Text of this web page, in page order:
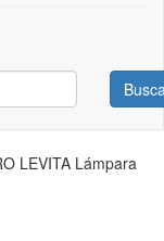
LEVITA Lámpara